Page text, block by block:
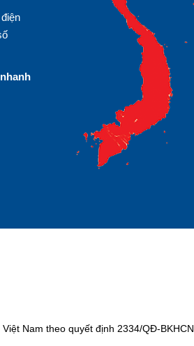
nhanh
Nam theo quyết định 2334/QĐ-BKHCN